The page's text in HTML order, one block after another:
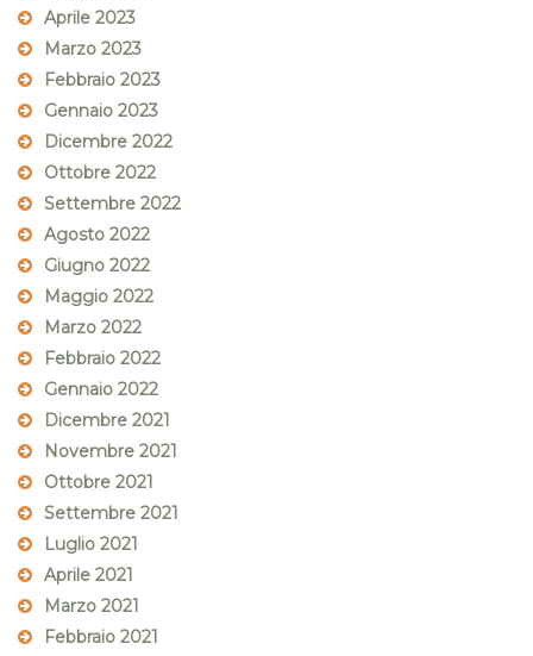
Aprile 2023
Marzo 2023
Febbraio 2023
Gennaio 2023
Dicembre 2022
Ottobre 2022
Settembre 2022
Agosto 2022
Giugno 2022
Maggio 2022
Marzo 2022
Febbraio 2022
Gennaio 2022
Dicembre 2021
Novembre 2021
Ottobre 2021
Settembre 2021
Luglio 2021
Aprile 2021
Marzo 2021
Febbraio 2021